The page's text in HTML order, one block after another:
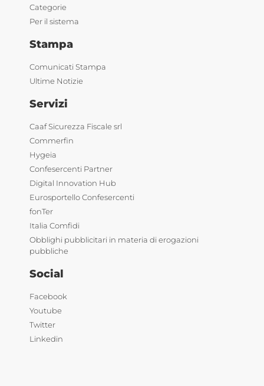
Categorie
Per il sistema
Stampa
Comunicati Stampa
Ultime Notizie
Servizi
Caaf Sicurezza Fiscale srl
Commerfin
Hygeia
Confesercenti Partner
Digital Innovation Hub
Eurosportello Confesercenti
fonTer
Italia Comfidi
Obblighi pubblicitari in materia di erogazioni
pubbliche
Social
Facebook
Youtube
Twitter
Linkedin